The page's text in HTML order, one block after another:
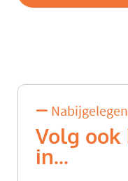
Volg ook
in...